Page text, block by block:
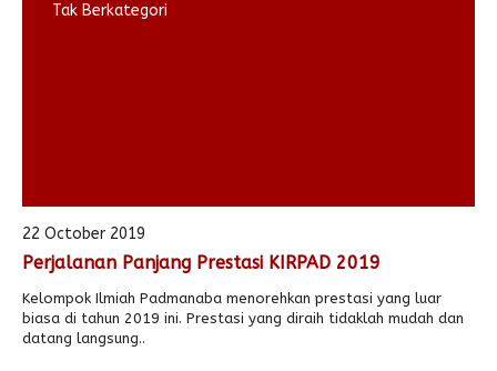
Tak Berkategori
22 October 2019
Perjalanan Panjang Prestasi KIRPAD 2019
Kelompok Ilmiah Padmanaba menorehkan prestasi yang luar
biasa di tahun 2019 ini. Prestasi yang diraih tidaklah mudah dan
datang langsung..